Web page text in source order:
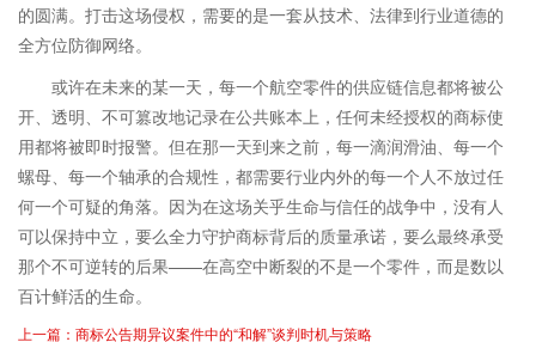
的圆满。打击这场侵权，需要的是一套从技术、法律到行业道德的
全方位防御网络。
或许在未来的某一天，每一个航空零件的供应链信息都将被公
开、透明、不可篡改地记录在公共账本上，任何未经授权的商标使
用都将被即时报警。但在那一天到来之前，每一滴润滑油、每一个
螺母、每一个轴承的合规性，都需要行业内外的每一个人不放过任
何一个可疑的角落。因为在这场关乎生命与信任的战争中，没有人
可以保持中立，要么全力守护商标背后的质量承诺，要么最终承受
那个不可逆转的后果——在高空中断裂的不是一个零件，而是数以
百计鲜活的生命。
上一篇：商标公告期异议案件中的“和解”谈判时机与策略